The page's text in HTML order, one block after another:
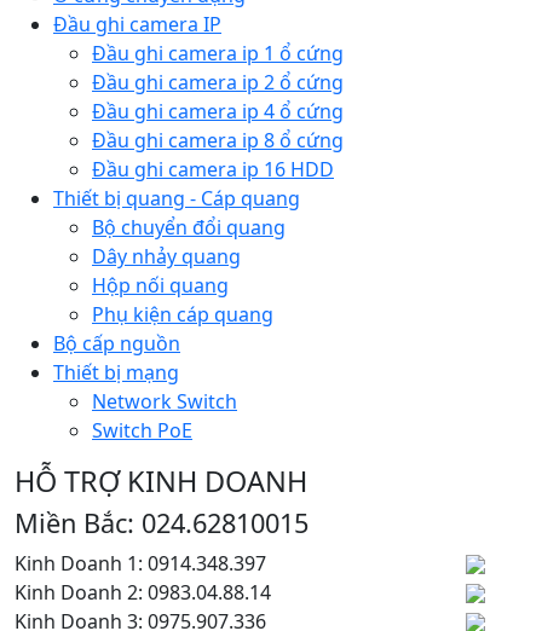
Đầu ghi camera IP
Đầu ghi camera ip 1 ổ cứng
Đầu ghi camera ip 2 ổ cứng
Đầu ghi camera ip 4 ổ cứng
Đầu ghi camera ip 8 ổ cứng
Đầu ghi camera ip 16 HDD
Thiết bị quang - Cáp quang
Bộ chuyển đổi quang
Dây nhảy quang
Hộp nối quang
Phụ kiện cáp quang
Bộ cấp nguồn
Thiết bị mạng
Network Switch
Switch PoE
HỖ TRỢ KINH DOANH
Miền Bắc: 024.62810015
Kinh Doanh 1: 0914.348.397
Kinh Doanh 2: 0983.04.88.14
Kinh Doanh 3: 0975.907.336